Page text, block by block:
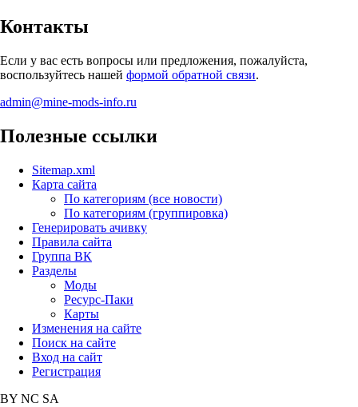
Контакты
Если у вас есть вопросы или предложения, пожалуйста,
воспользуйтесь нашей формой обратной связи.
admin@mine-mods-info.ru
Полезные ссылки
Sitemap.xml
Карта сайта
По категориям (все новости)
По категориям (группировка)
Генерировать ачивку
Правила сайта
Группа ВК
Разделы
Моды
Ресурс-Паки
Карты
Изменения на сайте
Поиск на сайте
Вход на сайт
Регистрация
BY NC SA